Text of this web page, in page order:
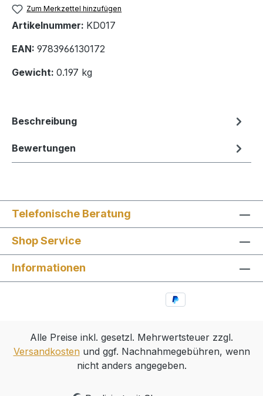
Zum Merkzettel hinzufügen
Artikelnummer: KD017
EAN: 9783966130172
Gewicht: 0.197 kg
Beschreibung
Bewertungen
Telefonische Beratung
Shop Service
Informationen
Alle Preise inkl. gesetzl. Mehrwertsteuer zzgl.
Versandkostenund ggf. Nachnahmegebühren, wenn
nicht anders angegeben.